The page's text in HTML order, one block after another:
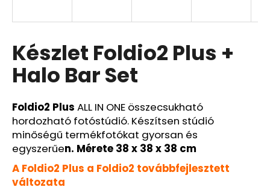
Készlet Foldio2 Plus +
Halo Bar Set
Foldio2 Plus ALL IN ONE összecsukható
hordozható fotóstúdió. Készítsen stúdió
minőségű termékfotókat gyorsan és
egyszerűen. Mérete 38 x 38 x 38 cm
A Foldio2 Plus a Foldio2 továbbfejlesztett
változata
j
á
n
j
u
k